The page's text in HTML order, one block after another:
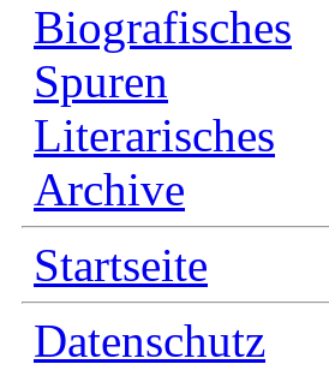
Biografisches
Spuren
Literarisches
Archive
Startseite
Datenschutz